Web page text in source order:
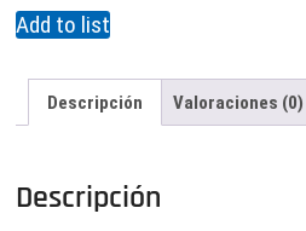
Add to list
Descripción Valoraciones (0)
Descripción